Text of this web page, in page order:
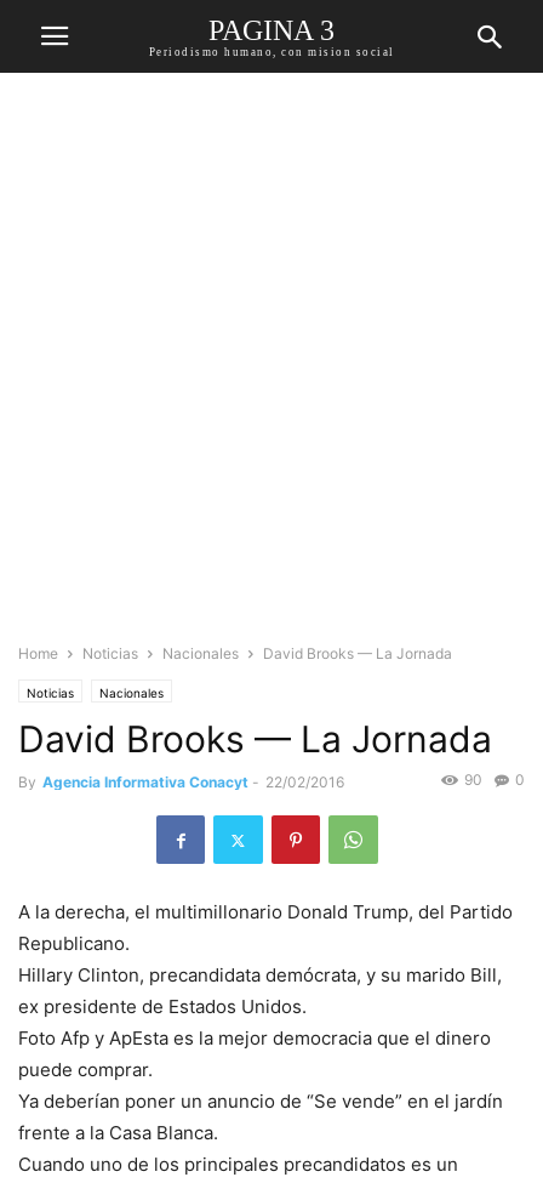
PAGINA 3
Periodismo humano, con mision social
Home Noticias Nacionales David Brooks — La Jornada
Noticias Nacionales
David Brooks — La Jornada
By Agencia Informativa Conacyt - 22/02/2016 0
90
A la derecha, el multimillonario Donald Trump, del Partido
Republicano.
Hillary Clinton, precandidata demócrata, y su marido Bill,
ex presidente de Estados Unidos.
Foto Afp y ApEsta es la mejor democracia que el dinero
puede comprar.
Ya deberían poner un anuncio de “Se vende” en el jardín
frente a la Casa Blanca.
Cuando uno de los principales precandidatos es un